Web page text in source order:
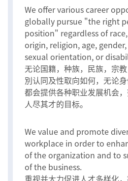
We offer various career
globally pursue "the right
position" regardless of
origin, religion, age,
sexual orientation, or
无论国籍，种族，民族，宗
別认同及性取向如何，无论
都会提供各种职业发展机会
人尽其才的目标。
We value and promote
workplace in order to
of the organization and to
of the business.
重视并大力促进人才多样化